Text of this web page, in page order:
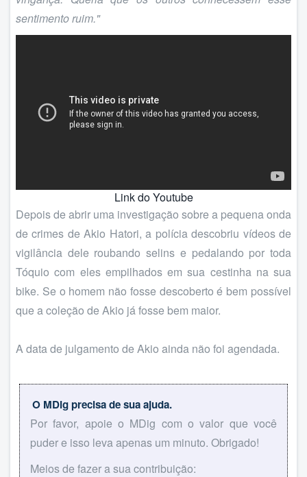
sentimento ruim."
Link do Youtube
Depois de abrir uma investigação sobre a pequena onda
de crimes de Akio Hatori, a polícia descobriu vídeos de
vigilância dele roubando selins e pedalando por toda
Tóquio com eles empilhados em sua cestinha na sua
bike. Se o homem não fosse descoberto é bem possível
que a coleção de Akio já fosse bem maior.
A data de julgamento de Akio ainda não foi agendada.
O MDig precisa de sua ajuda.
Por favor, apoie o MDig com o valor que você
puder e isso leva apenas um minuto. Obrigado!
Meios de fazer a sua contribuição: